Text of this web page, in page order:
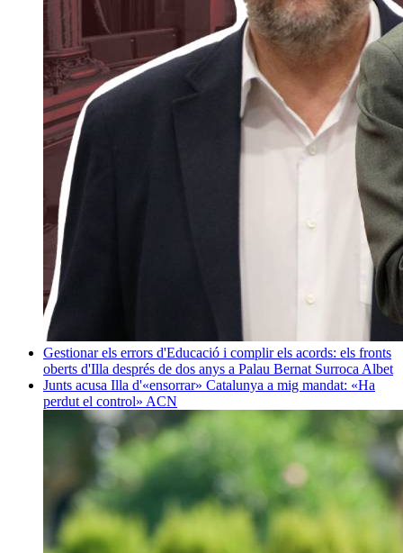
Gestionar els errors d'Educació i complir els acords: els fronts
oberts d'Illa després de dos anys a Palau Bernat Surroca Albet
Junts acusa Illa d'«ensorrar» Catalunya a mig mandat: «Ha
perdut el control» ACN